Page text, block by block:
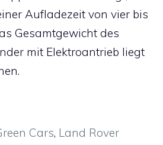
Aufladezeit von vier bis
Gesamtgewicht des
mit Elektroantrieb liegt
Cars, Land Rover